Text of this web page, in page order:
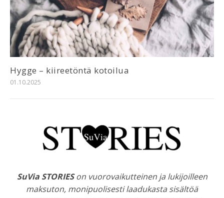
Hygge – kiireetöntä kotoilua
01.10.2025
SuVia STORIESon vuorovaikutteinen ja lukijoilleen
maksuton, monipuolisesti laadukasta sisältöä